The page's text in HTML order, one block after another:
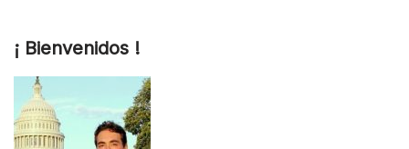
¡ Bienvenidos !